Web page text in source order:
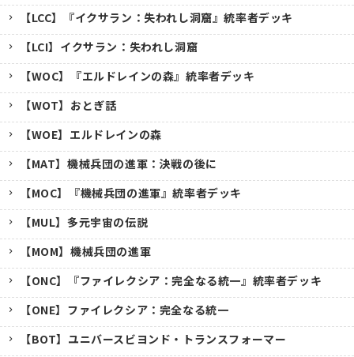
【LCC】『イクサラン：失われし洞窟』統率者デッキ
【LCI】イクサラン：失われし洞窟
【WOC】『エルドレインの森』統率者デッキ
【WOT】おとぎ話
【WOE】エルドレインの森
【MAT】機械兵団の進軍：決戦の後に
【MOC】『機械兵団の進軍』統率者デッキ
【MUL】多元宇宙の伝説
【MOM】機械兵団の進軍
【ONC】『ファイレクシア：完全なる統一』統率者デッキ
【ONE】ファイレクシア：完全なる統一
【BOT】ユニバースビヨンド・トランスフォーマー